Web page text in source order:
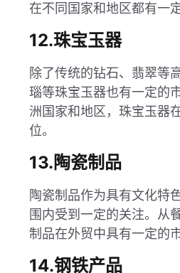
在不同国家和地区都有一
12.珠宝玉器
除了传统的钻石、翡翠等
瑙等珠宝玉器也有一定的
洲国家和地区，珠宝玉器
位。
13.陶瓷制品
陶瓷制品作为具有文化特
围内受到一定的关注。从
制品在外贸中具有一定的
14.钢铁产品